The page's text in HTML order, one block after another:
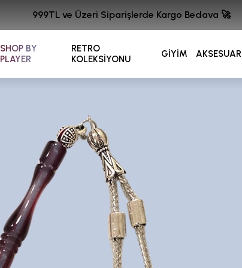
SHOP BY
PLAYER
RETRO
KOLEKSİYONU
GİYİM AKSESUAR
999TL ve Üzeri Siparişlerde Kargo Bedava 🚀